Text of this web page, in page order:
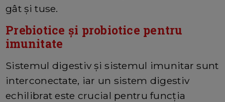
gât și tuse.
Prebiotice și probiotice pentru
imunitate
Sistemul digestiv și sistemul imunitar sunt
interconectate, iar un sistem digestiv
echilibrat este crucial pentru funcția